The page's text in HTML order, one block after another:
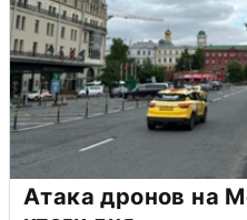
Атака дронов на